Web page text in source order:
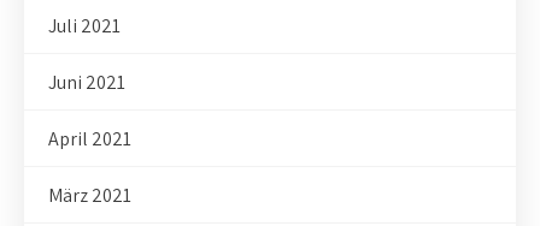
Juli 2021
Juni 2021
April 2021
März 2021